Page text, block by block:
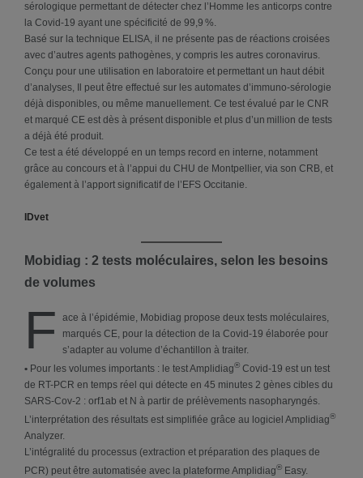
sérologique permettant de détecter chez l’Homme les anticorps contre
la Covid-19 ayant une spécificité de 99,9 %.
Basé sur la technique ELISA, il ne présente pas de réactions croisées
avec d’autres agents pathogènes, y compris les autres coronavirus.
Conçu pour une utilisation en laboratoire et permettant un haut débit
d’analyses, Il peut être effectué sur les automates d’immuno-sérologie
déjà disponibles, ou même manuellement. Ce test évalué par le CNR
et marqué CE est dès à présent disponible et plus d’un million de tests
a déjà été produit.
Ce test a été développé en un temps record en interne, notamment
grâce au concours et à l’appui du CHU de Montpellier, via son CRB, et
également à l’apport significatif de l’EFS Occitanie.
IDvet
Mobidiag : 2 tests moléculaires, selon les besoins
de volumes
F
ace à l’épidémie, Mobidiag propose deux tests moléculaires,
marqués CE, pour la détection de la Covid-19 élaborée pour
s’adapter au volume d’échantillon à traiter.
• Pour les volumes importants : le test Amplidiag® Covid-19 est un test
de RT-PCR en temps réel qui détecte en 45 minutes 2 gènes cibles du
SARS-Cov-2 : orf1ab et N à partir de prélèvements nasopharyngés.
L’interprétation des résultats est simplifiée grâce au logiciel Amplidiag®
Analyzer.
L’intégralité du processus (extraction et préparation des plaques de
PCR) peut être automatisée avec la plateforme Amplidiag® Easy.